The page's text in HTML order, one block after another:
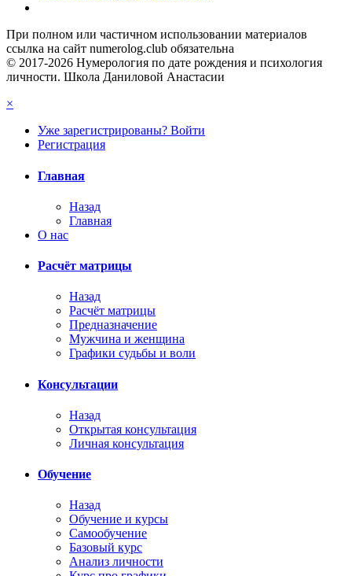
При полном или частичном использовании материалов
ссылка на сайт numerolog.club обязательна
© 2017-2026 Нумерология по дате рождения и психология
личности. Школа Даниловой Анастасии
×
Уже зарегистрированы? Войти
Регистрация
Главная
Назад
Главная
О нас
Расчёт матрицы
Назад
Расчёт матрицы
Предназначение
Мужчина и женщина
Графики судьбы и воли
Консультации
Назад
Открытая консультация
Личная консультация
Обучение
Назад
Обучение и курсы
Самообучение
Базовый курс
Анализ личности